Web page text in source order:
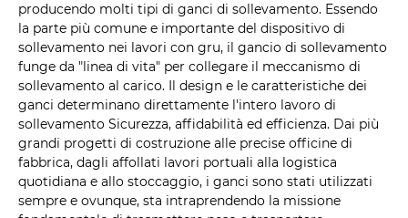
producendo molti tipi di ganci di sollevamento. Essendo
la parte più comune e importante del dispositivo di
sollevamento nei lavori con gru, il gancio di sollevamento
funge da "linea di vita" per collegare il meccanismo di
sollevamento al carico. Il design e le caratteristiche dei
ganci determinano direttamente l'intero lavoro di
sollevamento Sicurezza, affidabilità ed efficienza. Dai più
grandi progetti di costruzione alle precise officine di
fabbrica, dagli affollati lavori portuali alla logistica
quotidiana e allo stoccaggio, i ganci sono stati utilizzati
sempre e ovunque, sta intraprendendo la missione